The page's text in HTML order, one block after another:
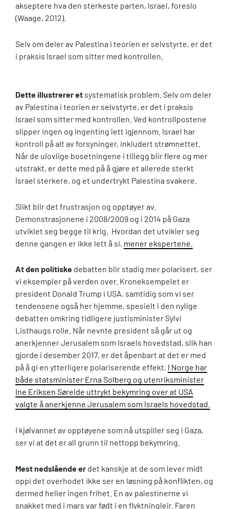
akseptere hva den sterkeste parten, Israel, foreslo
(Waage, 2012).
Selv om deler av Palestina i teorien er selvstyrte, er det
i praksis Israel som sitter med kontrollen.
Dette illustrerer et systematisk problem. Selv om deler
av Palestina i teorien er selvstyrte, er det i praksis
Israel som sitter med kontrollen. Ved kontrollpostene
slipper ingen og ingenting lett igjennom. Israel har
kontroll på alt av forsyninger, inkludert strømnettet.
Når de ulovlige bosetningene i tillegg blir flere og mer
utstrakt, er dette med på å gjøre et allerede sterkt
Israel sterkere, og et undertrykt Palestina svakere.
Slikt blir det frustrasjon og opptøyer av.
Demonstrasjonene i 2008/2009 og i 2014 på Gaza
utviklet seg begge til krig. Hvordan det utvikler seg
denne gangen er ikke lett å si, mener ekspertene.
At den politiske debatten blir stadig mer polarisert, ser
vi eksempler på verden over. Kroneksempelet er
president Donald Trump i USA, samtidig som vi ser
tendensene også her hjemme, spesielt i den nylige
debatten omkring tidligere justisminister Sylvi
Listhaugs rolle. Når nevnte president så går ut og
anerkjenner Jerusalem som Israels hovedstad, slik han
gjorde i desember 2017, er det åpenbart at det er med
på å gi en ytterligere polariserende effekt. I Norge har
både statsminister Erna Solberg og utenriksminister
Ine Eriksen Søreide uttrykt bekymring over at USA
valgte å anerkjenne Jerusalem som Israels hovedstad.
I kjølvannet av opptøyene som nå utspiller seg i Gaza,
ser vi at det er all grunn til nettopp bekymring.
Mest nedslående er det kanskje at de som lever midt
oppi det overhodet ikke ser en løsning på konflikten, og
dermed heller ingen frihet. En av palestinerne vi
snakket med i mars var født i en flyktningleir. Faren